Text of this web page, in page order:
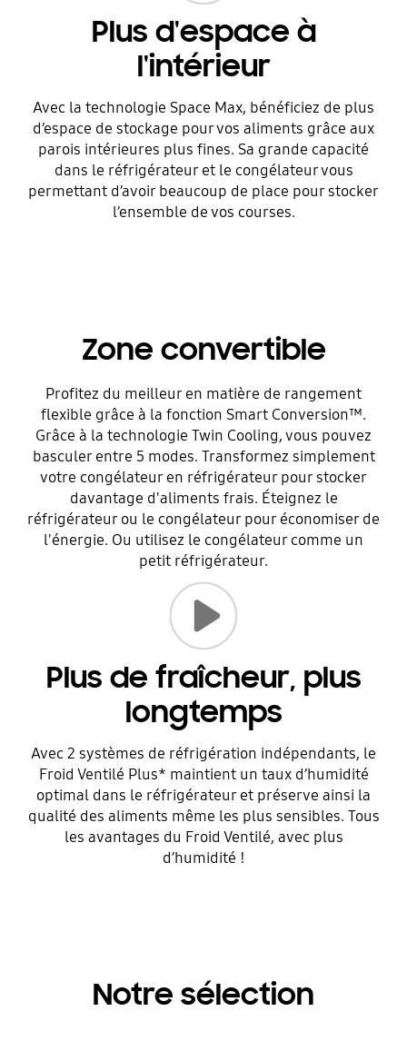
Plus d'espace à
l'intérieur
Avec la technologie Space Max, bénéficiez de plus
d’espace de stockage pour vos aliments grâce aux
parois intérieures plus fines. Sa grande capacité
dans le réfrigérateur et le congélateur vous
permettant d’avoir beaucoup de place pour stocker
l’ensemble de vos courses.
Zone convertible
Profitez du meilleur en matière de rangement
flexible grâce à la fonction Smart Conversion™.
Grâce à la technologie Twin Cooling, vous pouvez
basculer entre 5 modes. Transformez simplement
votre congélateur en réfrigérateur pour stocker
davantage d'aliments frais. Éteignez le
réfrigérateur ou le congélateur pour économiser de
l'énergie. Ou utilisez le congélateur comme un
petit réfrigérateur.
Plus de fraîcheur, plus
longtemps
Avec 2 systèmes de réfrigération indépendants, le
Froid Ventilé Plus* maintient un taux d’humidité
optimal dans le réfrigérateur et préserve ainsi la
qualité des aliments même les plus sensibles. Tous
les avantages du Froid Ventilé, avec plus
d’humidité !
Notre sélection